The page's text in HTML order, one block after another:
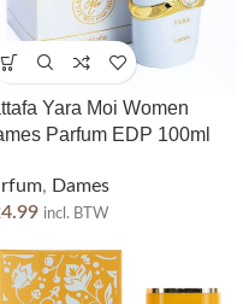
Yara Moi Women
Parfum EDP 100ml
, Dames
incl. BTW